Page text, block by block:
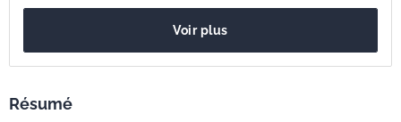
47.020.70Matériel de navigation et de commande
Voir plus
Résumé